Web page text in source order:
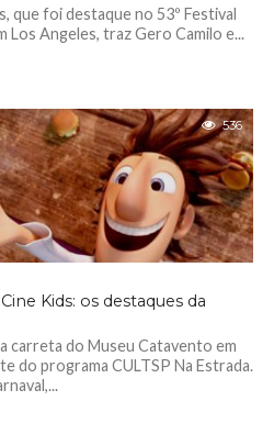
que foi destaque no 53º Festival
Los Angeles, traz Gero Camilo e...
536
Kids: os destaques da
carreta do Museu Catavento em
do programa CULTSP Na Estrada.